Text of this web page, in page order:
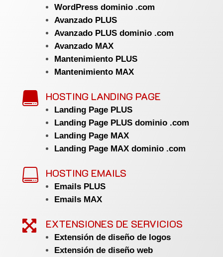
WordPress dominio .com
Avanzado PLUS
Avanzado PLUS dominio .com
Avanzado MAX
Mantenimiento PLUS
Mantenimiento MAX
 HOSTING LANDING PAGE
Landing Page PLUS
Landing Page PLUS dominio .com
Landing Page MAX
Landing Page MAX dominio .com
 HOSTING EMAILS
Emails PLUS
Emails MAX
 EXTENSIONES DE SERVICIOS
Extensión de diseño de logos
Extensión de diseño web